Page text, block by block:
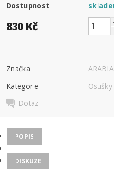
Dostupnost
830 Kč
Značka
Kategorie
Dotaz
POPIS
DISKUZE